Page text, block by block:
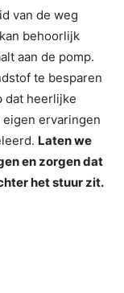
van de weg
behoorlijk
aan de pomp.
te besparen
dat heerlijke
ervaringen
Laten we
en zorgen dat
het stuur zit.